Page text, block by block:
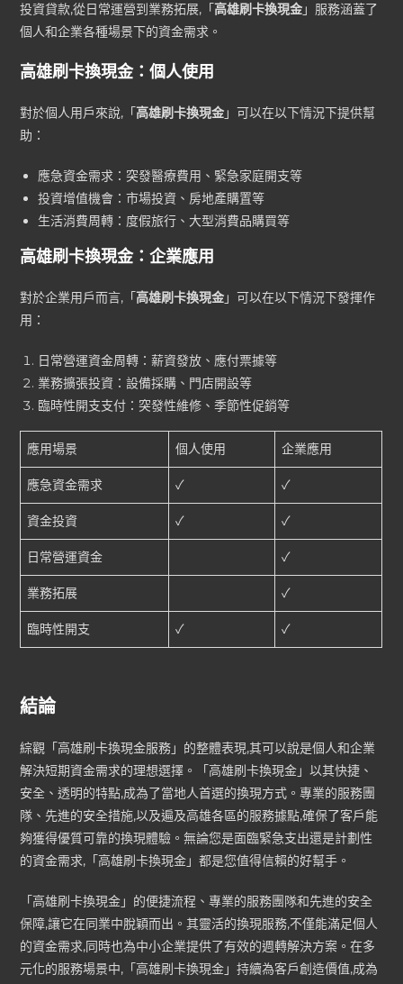
投資貸款,從日常運營到業務拓展,「高雄刷卡換現金 」服務涵蓋了
個人和企業各種場景下的資金需求。
高雄刷卡換現金：個人使用
對於個人用戶來說,「高雄刷卡換現金 」可以在以下情況下提供幫
助：
應急資金需求：突發醫療費用、緊急家庭開支等
投資增值機會：市場投資、房地產購置等
生活消費周轉：度假旅行、大型消費品購買等
高雄刷卡換現金：企業應用
對於企業用戶而言,「高雄刷卡換現金 」可以在以下情況下發揮作
用：
日常營運資金周轉：薪資發放、應付票據等
業務擴張投資：設備採購、門店開設等
臨時性開支支付：突發性維修、季節性促銷等
應用場景 個人使用 企業應用
應急資金需求 ✓ ✓
資金投資 ✓ ✓
日常營運資金 ✓
業務拓展 ✓
臨時性開支 ✓ ✓
結論
綜觀「高雄刷卡換現金服務」的整體表現,其可以說是個人和企業
解決短期資金需求的理想選擇。「高雄刷卡換現金」以其快捷、
安全、透明的特點,成為了當地人首選的換現方式。專業的服務團
隊、先進的安全措施,以及遍及高雄各區的服務據點,確保了客戶能
夠獲得優質可靠的換現體驗。無論您是面臨緊急支出還是計劃性
的資金需求,「高雄刷卡換現金」都是您值得信賴的好幫手。
「高雄刷卡換現金」的便捷流程、專業的服務團隊和先進的安全
保障,讓它在同業中脫穎而出。其靈活的換現服務,不僅能滿足個人
的資金需求,同時也為中小企業提供了有效的週轉解決方案。在多
元化的服務場景中,「高雄刷卡換現金」持續為客戶創造價值,成為